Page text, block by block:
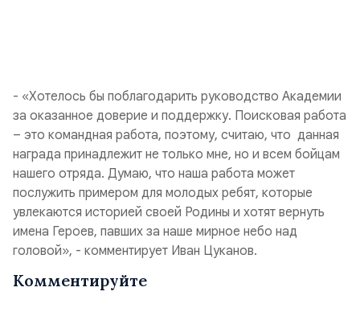
- «Хотелось бы поблагодарить руководство Академии
за оказанное доверие и поддержку. Поисковая работа
– это командная работа, поэтому, считаю, что данная
награда принадлежит не только мне, но и всем бойцам
нашего отряда. Думаю, что наша работа может
послужить примером для молодых ребят, которые
увлекаются историей своей Родины и хотят вернуть
имена Героев, павших за наше мирное небо над
головой», - комментирует Иван Цуканов.
Комментируйте